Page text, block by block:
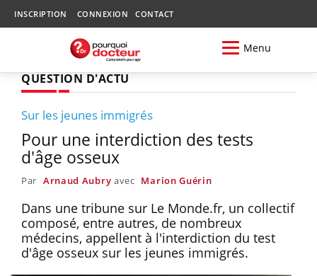
INSCRIPTION CONNEXION CONTACT
Menu
QUESTION D'ACTU
Sur les jeunes immigrés
Pour une interdiction des tests
d'âge osseux
Par Arnaud Aubry avec Marion Guérin
Dans une tribune sur Le Monde.fr, un collectif
composé, entre autres, de nombreux
médecins, appellent à l'interdiction du test
d'âge osseux sur les jeunes immigrés.